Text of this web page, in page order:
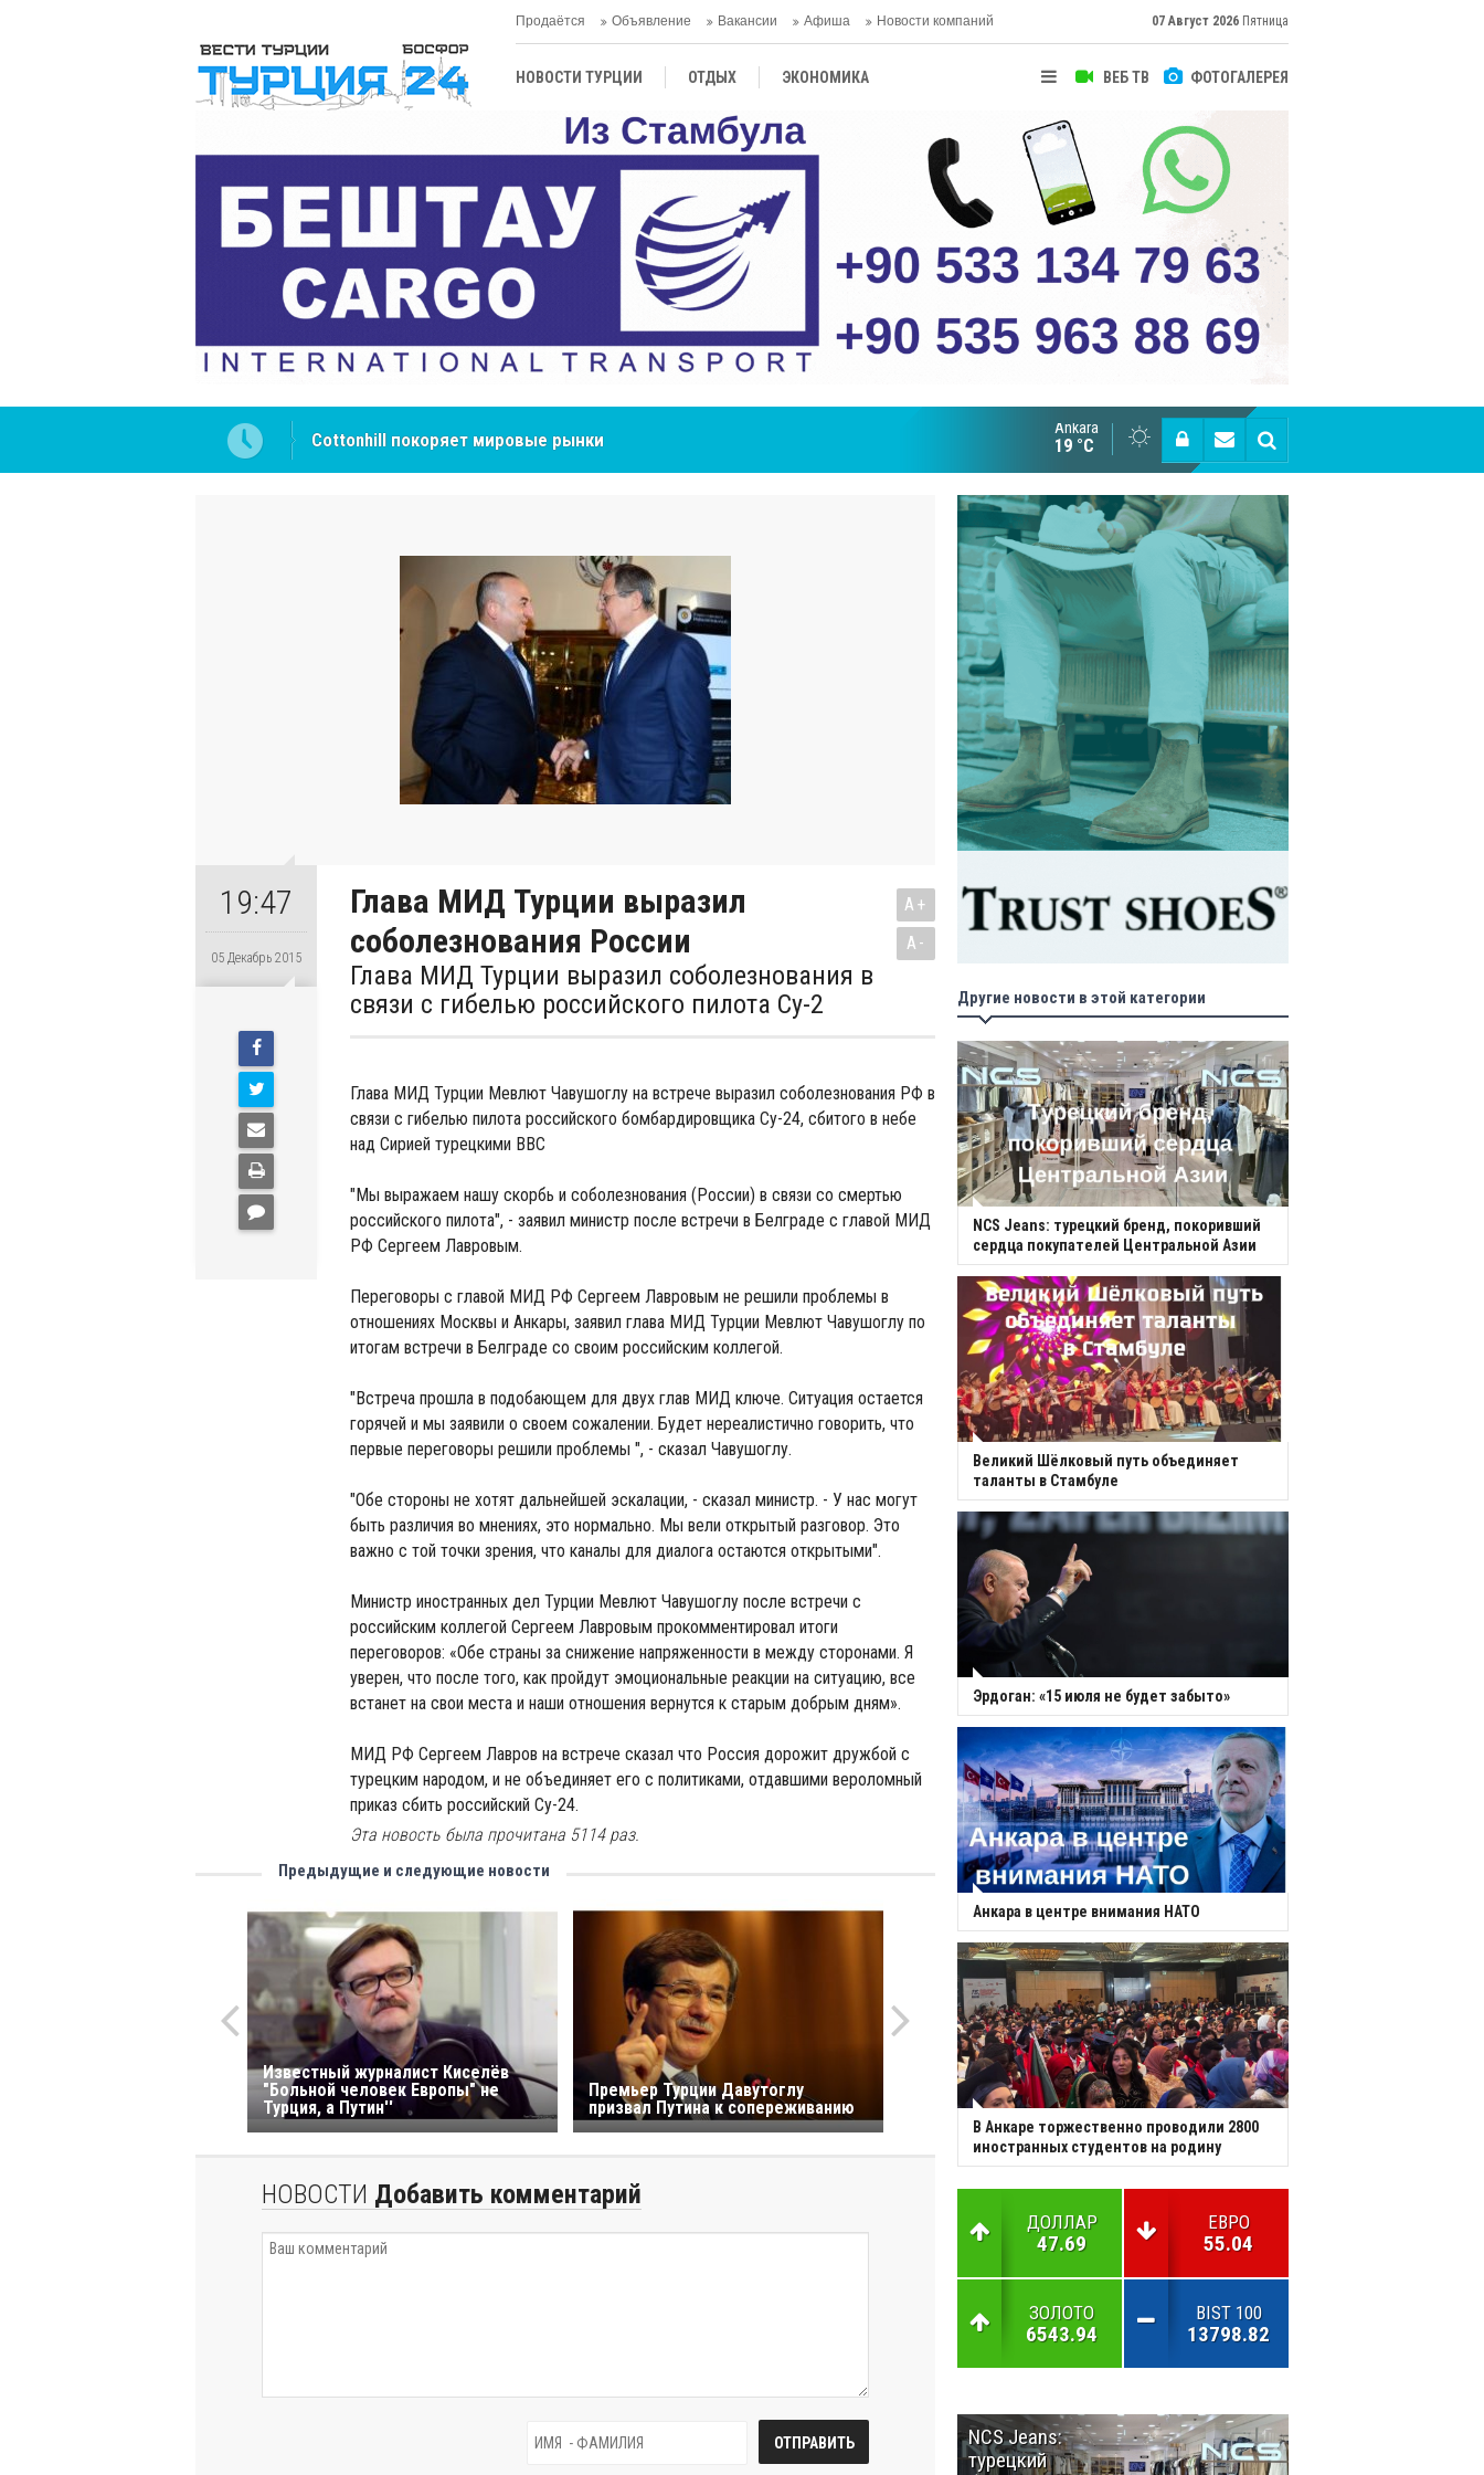
Продаётся Объявление Вакансии Афиша Новости компаний 07 Август 2026 Пятница
ВЕБ ТВ ФОТОГАЛЕРЕЯ
НОВОСТИ ТУРЦИИ ОТДЫХ ЭКОНОМИКА
ТУРЕЦКАЯ КУХНЯ КУЛЬТУРА
ЦЕНТРАЛЬНАЯ АЗИЯ МНЕНИE
Великий Шёлковый путь объединяет таланты в Стамбуле Эрдоган: «15 июля не будет забыто»
Ankara
19 °C
19:47
05 Декабрь 2015
Глава МИД Турции выразил
соболезнования России
Глава МИД Турции выразил соболезнования в
связи с гибелью российского пилота Су-2
A+
A-
Глава МИД Турции Мевлют Чавушоглу на встрече выразил соболезнования РФ в
связи с гибелью пилота российского бомбардировщика Су-24, сбитого в небе
над Сирией турецкими ВВС
"Мы выражаем нашу скорбь и соболезнования (России) в связи со смертью
российского пилота", - заявил министр после встречи в Белграде с главой МИД
РФ Сергеем Лавровым.
Переговоры с главой МИД РФ Сергеем Лавровым не решили проблемы в
отношениях Москвы и Анкары, заявил глава МИД Турции Мевлют Чавушоглу по
итогам встречи в Белграде со своим российским коллегой.
"Встреча прошла в подобающем для двух глав МИД ключе. Ситуация остается
горячей и мы заявили о своем сожалении. Будет нереалистично говорить, что
первые переговоры решили проблемы ", - сказал Чавушоглу.
"Обе стороны не хотят дальнейшей эскалации, - сказал министр. - У нас могут
быть различия во мнениях, это нормально. Мы вели открытый разговор. Это
важно с той точки зрения, что каналы для диалога остаются открытыми".
Министр иностранных дел Турции Мевлют Чавушоглу после встречи с
российским коллегой Сергеем Лавровым прокомментировал итоги
переговоров: «Обе страны за снижение напряженности в между сторонами. Я
уверен, что после того, как пройдут эмоциональные реакции на ситуацию, все
встанет на свои места и наши отношения вернутся к старым добрым дням».
МИД РФ Сергеем Лавров на встрече сказал что Россия дорожит дружбой с
турецким народом, и не объединяет его с политиками, отдавшими вероломный
приказ сбить российский Су-24.
Эта новость была прочитана 5114 раз.
Предыдущие и следующие новости
Известный журналист Киселёв
"Больной человек Европы" не
Турция, а Путин''
Премьер Турции Давутоглу
призвал Путина к сопереживанию
НОВОСТИ Добавить комментарий
Другие новости в этой категории
NCS Jeans: турецкий бренд, покоривший
сердца покупателей Центральной Азии
Великий Шёлковый путь объединяет
таланты в Стамбуле
Эрдоган: «15 июля не будет забыто»
Анкара в центре внимания НАТО
В Анкаре торжественно проводили 2800
иностранных студентов на родину
ДОЛЛАР
47.69
ЕВРО
55.04
ЗОЛОТО
6543.94
BIST 100
13798.82
NCS Jeans:
турецкий